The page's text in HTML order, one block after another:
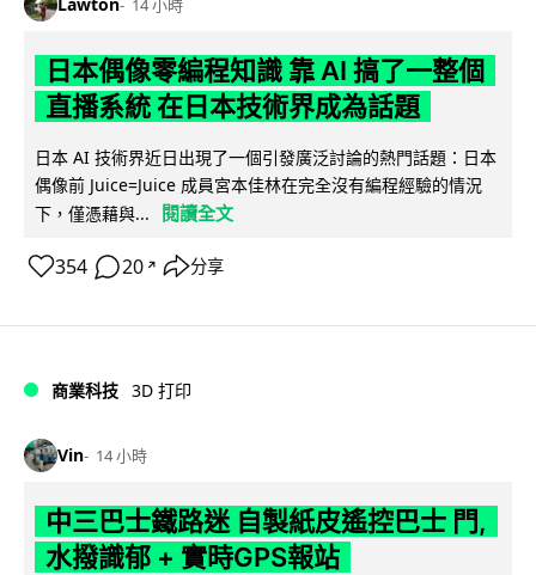
14 小時
日本偶像零編程知識 靠 AI 搞了一整個
直播系統 在日本技術界成為話題
日本 AI 技術界近日出現了一個引發廣泛討論的熱門話題：日本
偶像前 Juice=Juice 成員宮本佳林在完全沒有編程經驗的情況
下，僅憑藉與...
閱讀全文
354 20 ↗ 分享
商業科技 3D 打印
Vin 14 小時
中三巴士鐵路迷 自製紙皮遙控巴士 門,
水撥識郁 + 實時GPS報站